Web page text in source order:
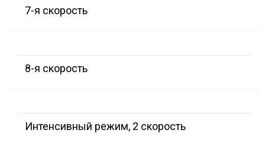
7-я скорость
8-я скорость
Интенсивный режим, 2 скорость